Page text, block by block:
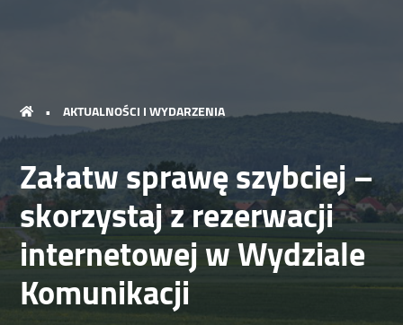
• AKTUALNOŚCI I WYDARZENIA
Załatw sprawę szybciej –
skorzystaj z rezerwacji
internetowej w Wydziale
Komunikacji